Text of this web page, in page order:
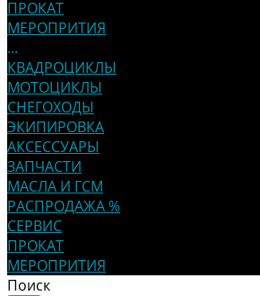
ПРОКАТ
МЕРОПРИТИЯ
...
КВАДРОЦИКЛЫ
МОТОЦИКЛЫ
СНЕГОХОДЫ
ЭКИПИРОВКА
АКСЕССУАРЫ
ЗАПЧАСТИ
МАСЛА И ГСМ
РАСПРОДАЖА %
СЕРВИС
ПРОКАТ
МЕРОПРИТИЯ
Поиск